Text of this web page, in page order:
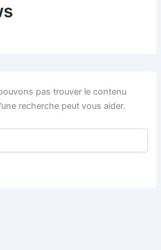
pas trouver le contenu
recherche peut vous aider.